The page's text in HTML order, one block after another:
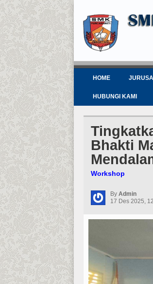
HOME
HUBUNGI KAMI
Bhakti
Workshop
By Admin
17 Des 2025,